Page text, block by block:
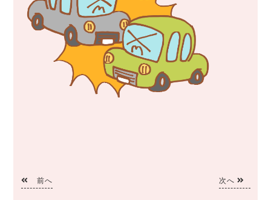
前へ 次へ